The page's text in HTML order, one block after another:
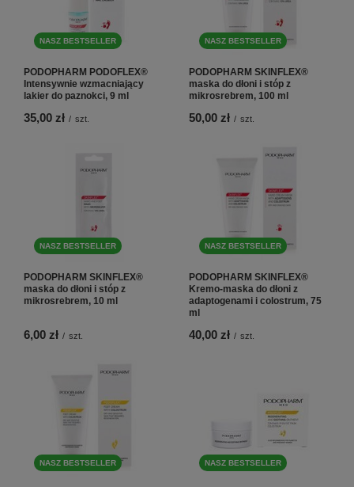
NASZ BESTSELLER
PODOPHARM PODOFLEX®
Intensywnie wzmacniający
lakier do paznokci, 9 ml
35,00 zł / szt.
NASZ BESTSELLER
PODOPHARM SKINFLEX®
maska do dłoni i stóp z
mikrosrebrem, 100 ml
50,00 zł / szt.
NASZ BESTSELLER
PODOPHARM SKINFLEX®
maska do dłoni i stóp z
mikrosrebrem, 10 ml
6,00 zł / szt.
NASZ BESTSELLER
PODOPHARM SKINFLEX®
Kremo-maska do dłoni z
adaptogenami i colostrum, 75
ml
40,00 zł / szt.
NASZ BESTSELLER NASZ BESTSELLER